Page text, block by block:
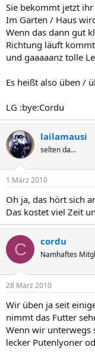
Sie bekommt jetzt
Im Garten / Haus
Wenn das dann gut
Richtung läuft
und gaaaaanz tolle
Es heißt also üben /
LG :bye:Cordu
lailamausi
selten da...
1 März 2010
Oh ja, das hört sich
Das kostet viel Zeit
C cordu
Namhaftes
28 März 2010
Wir üben ja seit
nimmt das Futter
Wenn wir unterwegs
lecker Putenlyoner